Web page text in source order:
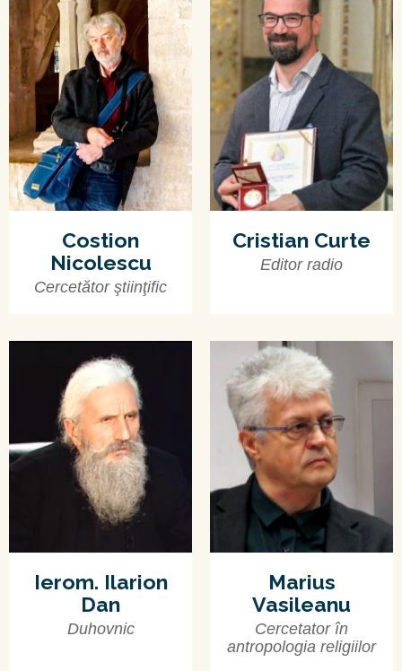
Costion
Nicolescu
Cercetător ştiinţific
Cristian Curte
Editor radio
Ierom. Ilarion
Dan
Duhovnic
Marius
Vasileanu
Cercetator în
antropologia religiilor